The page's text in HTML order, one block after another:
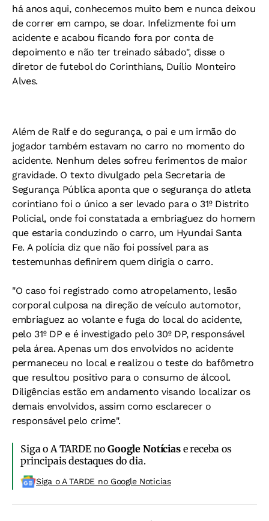
há anos aqui, conhecemos muito bem e nunca deixou
de correr em campo, se doar. Infelizmente foi um
acidente e acabou ficando fora por conta de
depoimento e não ter treinado sábado", disse o
diretor de futebol do Corinthians, Duílio Monteiro
Alves.
Além de Ralf e do segurança, o pai e um irmão do
jogador também estavam no carro no momento do
acidente. Nenhum deles sofreu ferimentos de maior
gravidade. O texto divulgado pela Secretaria de
Segurança Pública aponta que o segurança do atleta
corintiano foi o único a ser levado para o 31º Distrito
Policial, onde foi constatada a embriaguez do homem
que estaria conduzindo o carro, um Hyundai Santa
Fe. A polícia diz que não foi possível para as
testemunhas definirem quem dirigia o carro.
"O caso foi registrado como atropelamento, lesão
corporal culposa na direção de veículo automotor,
embriaguez ao volante e fuga do local do acidente,
pelo 31º DP e é investigado pelo 30º DP, responsável
pela área. Apenas um dos envolvidos no acidente
permaneceu no local e realizou o teste do bafômetro
que resultou positivo para o consumo de álcool.
Diligências estão em andamento visando localizar os
demais envolvidos, assim como esclarecer o
responsável pelo crime".
Siga o A TARDE noGoogle Notíciase receba os
principais destaques do dia.
Siga o A TARDE no Google Noticias